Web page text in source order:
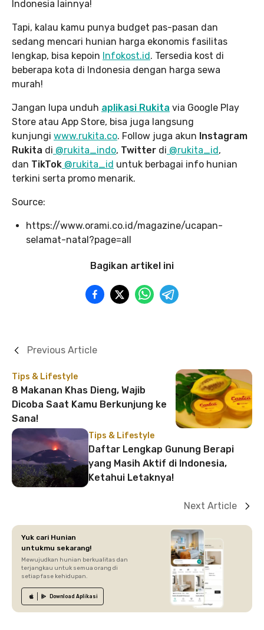
Indonesia lainnya!
Tapi, kalau kamu punya budget pas-pasan dan
sedang mencari hunian harga ekonomis fasilitas
lengkap, bisa kepoin Infokost.id. Tersedia kost di
beberapa kota di Indonesia dengan harga sewa
murah!
Jangan lupa unduh aplikasi Rukita via Google Play
Store atau App Store, bisa juga langsung
kunjungi www.rukita.co. Follow juga akun Instagram
Rukita di @rukita_indo, Twitter di @rukita_id,
dan TikTok @rukita_id untuk berbagai info hunian
terkini serta promo menarik.
Source:
https://www.orami.co.id/magazine/ucapan-
selamat-natal?page=all
Bagikan artikel ini
Tips & Lifestyle
8 Makanan Khas Dieng, Wajib
Dicoba Saat Kamu Berkunjung ke
Sana!
Previous Article
Tips & Lifestyle
Daftar Lengkap Gunung Berapi
yang Masih Aktif di Indonesia,
Ketahui Letaknya!
Next Article
Yuk cari Hunian
untukmu sekarang!
Mewujudkan hunian berkualitas dan
terjangkau untuk semua orang di
setiap fase kehidupan.
Download Aplikasi